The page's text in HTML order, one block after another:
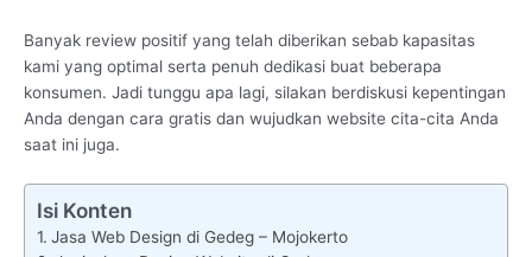
Banyak review positif yang telah diberikan sebab kapasitas
kami yang optimal serta penuh dedikasi buat beberapa
konsumen. Jadi tunggu apa lagi, silakan berdiskusi kepentingan
Anda dengan cara gratis dan wujudkan website cita-cita Anda
saat ini juga.
Isi Konten
Jasa Web Design di Gedeg – Mojokerto